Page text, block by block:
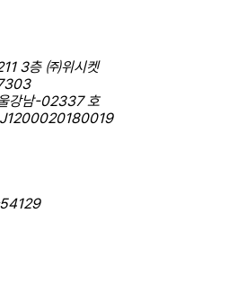
3층 ㈜위시켓
강남-02337 호
J1200020180019
54129